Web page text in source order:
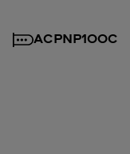
ACPNP100C